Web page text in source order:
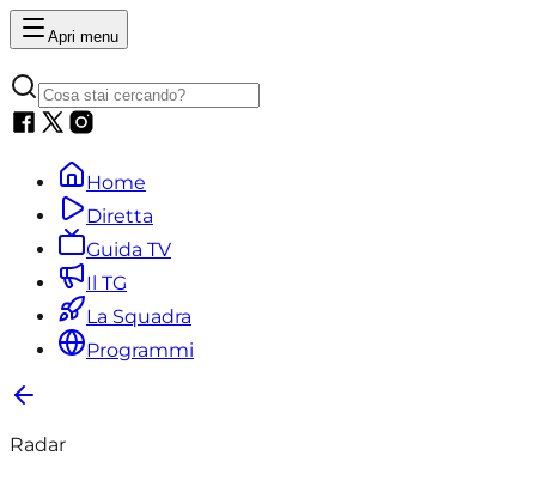
Apri menu
Home
Diretta
Guida TV
Il TG
La Squadra
Programmi
Radar